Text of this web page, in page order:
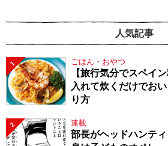
人気記事
1 ごはん・おやつ
【旅行気分でスペイ
入れて炊くだけでお
り方
2 連載
部長がヘッドハンテ